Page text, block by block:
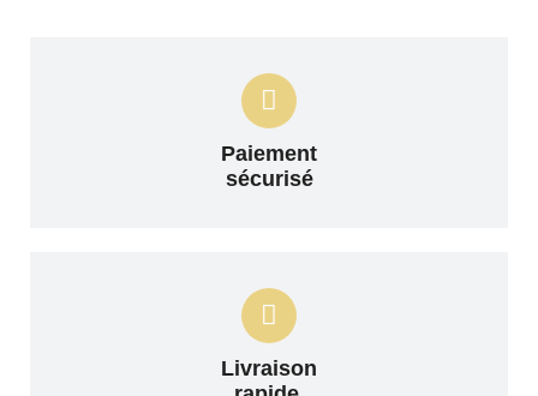
Paiement
sécurisé
Livraison